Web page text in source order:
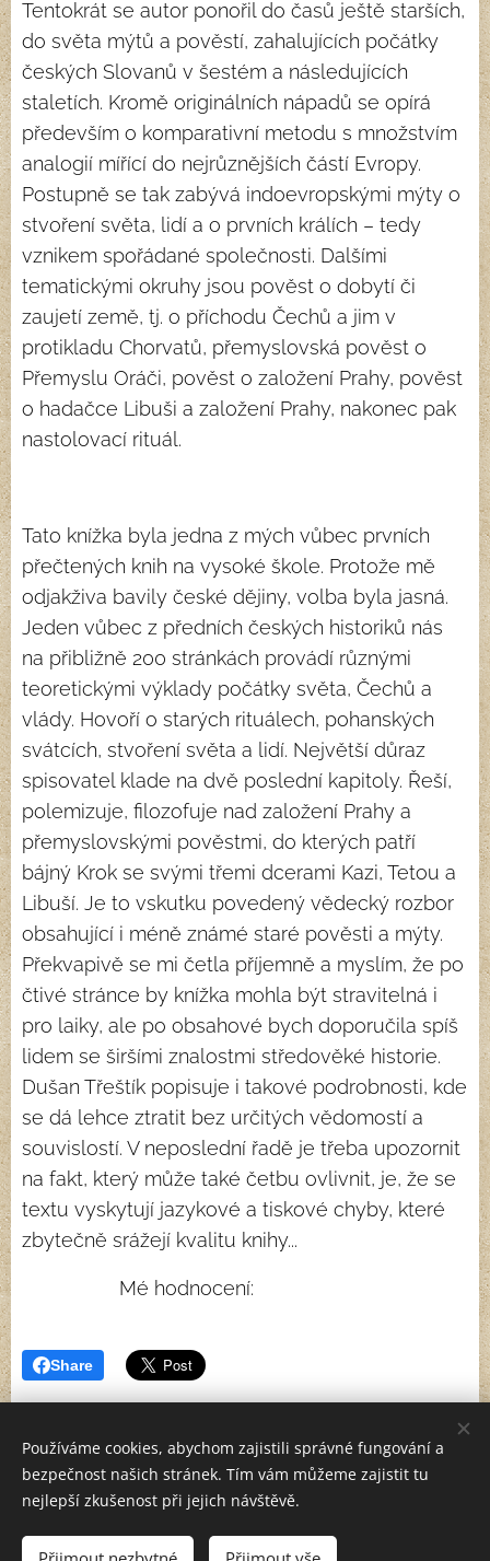
Tentokrát se autor ponořil do časů ještě starších,
do světa mýtů a pověstí, zahalujících počátky
českých Slovanů v šestém a následujících
staletích. Kromě originálních nápadů se opírá
především o komparativní metodu s množstvím
analogií mířící do nejrůznějších částí Evropy.
Postupně se tak zabývá indoevropskými mýty o
stvoření světa, lidí a o prvních králích – tedy
vznikem spořádané společnosti. Dalšími
tematickými okruhy jsou pověst o dobytí či
zaujetí země, tj. o příchodu Čechů a jim v
protikladu Chorvatů, přemyslovská pověst o
Přemyslu Oráči, pověst o založení Prahy, pověst
o hadačce Libuši a založení Prahy, nakonec pak
nastolovací rituál.
Tato knížka byla jedna z mých vůbec prvních
přečtených knih na vysoké škole. Protože mě
odjakživa bavily české dějiny, volba byla jasná.
Jeden vůbec z předních českých historiků nás
na přibližně 200 stránkách provádí různými
teoretickými výklady počátky světa, Čechů a
vlády. Hovoří o starých rituálech, pohanských
svátcích, stvoření světa a lidí. Největší důraz
spisovatel klade na dvě poslední kapitoly. Řeší,
polemizuje, filozofuje nad založení Prahy a
přemyslovskými pověstmi, do kterých patří
bájný Krok se svými třemi dcerami Kazi, Tetou a
Libuší. Je to vskutku povedený vědecký rozbor
obsahující i méně známé staré pověsti a mýty.
Překvapivě se mi četla příjemně a myslím, že po
čtivé stránce by knížka mohla být stravitelná i
pro laiky, ale po obsahové bych doporučila spíš
lidem se širšími znalostmi středověké historie.
Dušan Třeštík popisuje i takové podrobnosti, kde
se dá lehce ztratit bez určitých vědomostí a
souvislostí. V neposlední řadě je třeba upozornit
na fakt, který může také četbu ovlivnit, je, že se
textu vyskytují jazykové a tiskové chyby, které
zbytečně srážejí kvalitu knihy...
Mé hodnocení: ⭐⭐⭐⭐
Share
Používáme cookies, abychom zajistili správné fungování a
bezpečnost našich stránek. Tím vám můžeme zajistit tu
nejlepší zkušenost při jejich návštěvě.